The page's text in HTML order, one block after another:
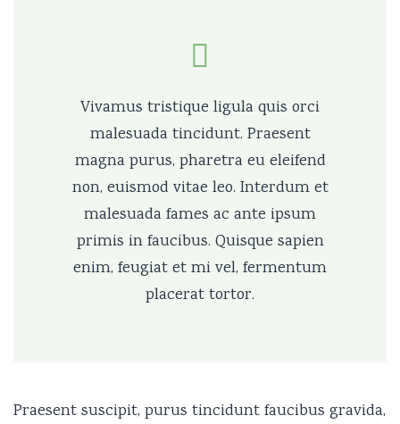
Vivamus tristique ligula quis orci
malesuada tincidunt. Praesent
magna purus, pharetra eu eleifend
non, euismod vitae leo. Interdum et
malesuada fames ac ante ipsum
primis in faucibus. Quisque sapien
enim, feugiat et mi vel, fermentum
placerat tortor.
Praesent suscipit, purus tincidunt faucibus gravida,